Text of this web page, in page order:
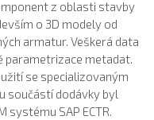
z oblasti stavby
o 3D modely od
armatur. Veškerá data
parametrizace metadat.
se specializovaným
součástí dodávky byl
systému SAP ECTR.